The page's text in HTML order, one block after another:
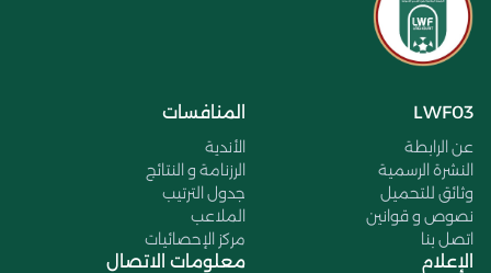
LWF03
عن الرابطة
النشرة الرسمية
وثائق للتحميل
نصوص و قوانين
اتصل بنا
المنافسات
الأندية
الرزنامة و النتائج
جدول الترتيب
الملاعب
مركز الإحصائيات
الإعلام معلومات الاتصال